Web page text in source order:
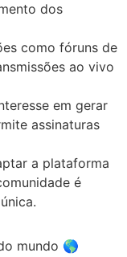
dos
como fóruns de
ao vivo
em gerar
assinaturas
a plataforma
é
mundo 🌎